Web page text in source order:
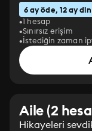
6 ay öde, 12 ay
1 hesap
Sınırsız erişim
İstediğin zaman
Aile (2
Hikayeleri